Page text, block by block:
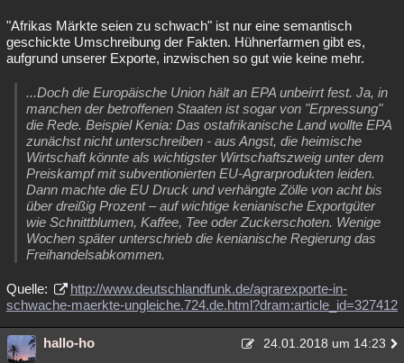
"Afrikas Märkte seien zu schwach" ist nur eine semantisch
geschickte Umschreibung der Fakten. Hühnerfarmen gibt es,
aufgrund unserer Exporte, inzwischen so gut wie keine mehr.
...Doch die Europäische Union hält an EPA unbeirrt fest. Ja, in
manchen der betroffenen Staaten ist sogar von "Erpressung"
die Rede. Beispiel Kenia: Das ostafrikanische Land wollte EPA
zunächst nicht unterschreiben - aus Angst, die heimische
Wirtschaft könnte als wichtigster Wirtschaftszweig unter dem
Preiskampf mit subventionierten EU-Agrarprodukten leiden.
Dann machte die EU Druck und verhängte Zölle von acht bis
über dreißig Prozent – auf wichtige kenianische Exportgüter
wie Schnittblumen, Kaffee, Tee oder Zuckerschoten. Wenige
Wochen später unterschrieb die kenianische Regierung das
Freihandelsabkommen.
Quelle:
http://www.deutschlandfunk.de/agrarexporte-in-
schwache-maerkte-ungleiche.724.de.html?dram:article_id=327412
hallo-ho 24.01.2018 um 14:23